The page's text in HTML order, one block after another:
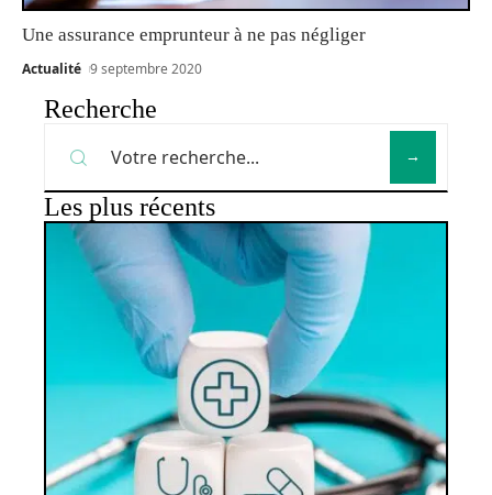
Une assurance emprunteur à ne pas négliger
Actualité 9 septembre 2020
Recherche
Les plus récents